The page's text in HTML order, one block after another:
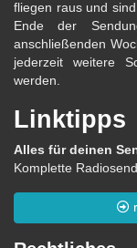
fliegen raus und
Ende der
anschließenden
jederzeit weitere
werden.
Linktipps
Alles für deinen
Komplette